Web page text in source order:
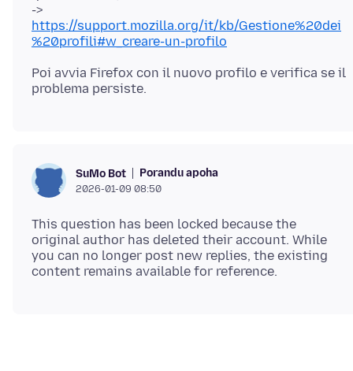
->
https://support.mozilla.org/it/kb/Gestione%20dei
%20profili#w_creare-un-profilo
Poi avvia Firefox con il nuovo profilo e verifica se il
SuMo Bot Porandu apoha
2026-01-09 08:50
This question has been locked because the
original author has deleted their account. While
you can no longer post new replies, the existing